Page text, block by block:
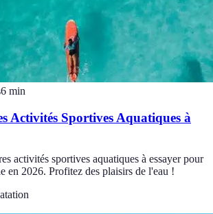
6 min
Activités Sportives Aquatiques à
activités sportives aquatiques à essayer pour
en 2026. Profitez des plaisirs de l'eau !